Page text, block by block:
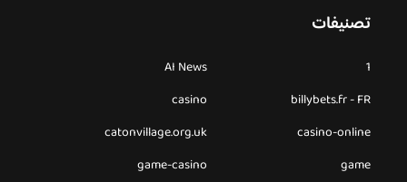
تصنيفات
1
AI News
billybets.fr - FR
casino
casino-online
catonvillage.org.uk
game
game-casino